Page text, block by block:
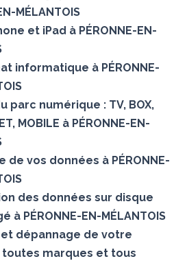
MÉLANTOIS
et iPad à PÉRONNE-EN-
informatique à PÉRONNE-
parc numérique : TV, BOX,
MOBILE à PÉRONNE-EN-
de vos données à PÉRONNE-
des données sur disque
à PÉRONNE-EN-MÉLANTOIS
dépannage de votre
toutes marques et tous